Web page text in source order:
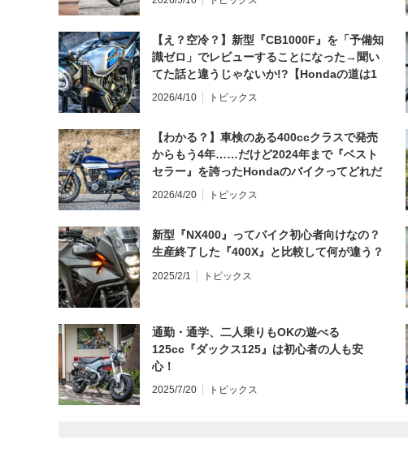
【え？空冷？】新型『CB1000F』を「予備知
識ゼロ」でレビューすることになった→聞い
てた話と違うじゃないか!?【Hondaの道は1
日にしてならず／CB1000F ①第一印象 編】
2026/4/10 トピックス
【わかる？】車検のある400ccクラスで発売
からもう4年……だけど2024年まで『ベスト
セラー』を誇ったHondaのバイクってどれだ
と思う？
2026/4/20 トピックス
新型『NX400』ってバイク初心者向けなの？
生産終了した『400X』と比較して何が違う？
2025/2/1 トピックス
通勤・通学、二人乗りもOKの遊べる
125cc『ダックス125』は初心者の人も安
心！
2025/7/20 トピックス